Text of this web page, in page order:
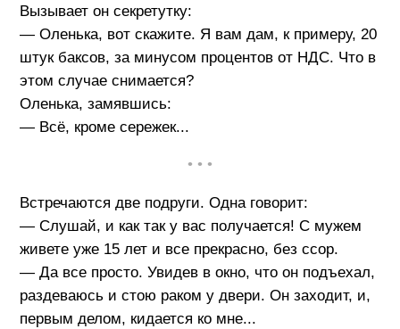
Вызывает он секретутку:
— Оленька, вот скажите. Я вам дам, к примеру, 20
штук баксов, за минусом процентов от НДС. Что в
этом случае снимается?
Оленька, замявшись:
— Всё, кроме сережек...
• • •
Встречаются две подруги. Одна говорит:
— Слушай, и как так у вас получается! С мужем
живете уже 15 лет и все прекрасно, без ссор.
— Да все просто. Увидев в окно, что он подъехал,
раздеваюсь и стою раком у двери. Он заходит, и,
первым делом, кидается ко мне...